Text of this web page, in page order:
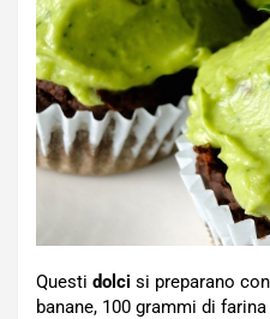
Questi dolci si preparano
banane, 100 grammi di